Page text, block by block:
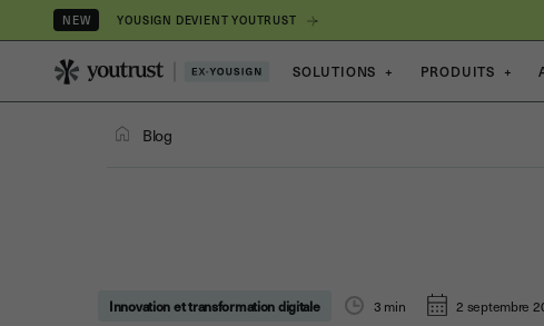
NEW YOUSIGN DEVIENT YOUTRUST
SOLUTIONS + PRODUITS +
Blog
Innovation et transformation digitale 3 min 2 septembre